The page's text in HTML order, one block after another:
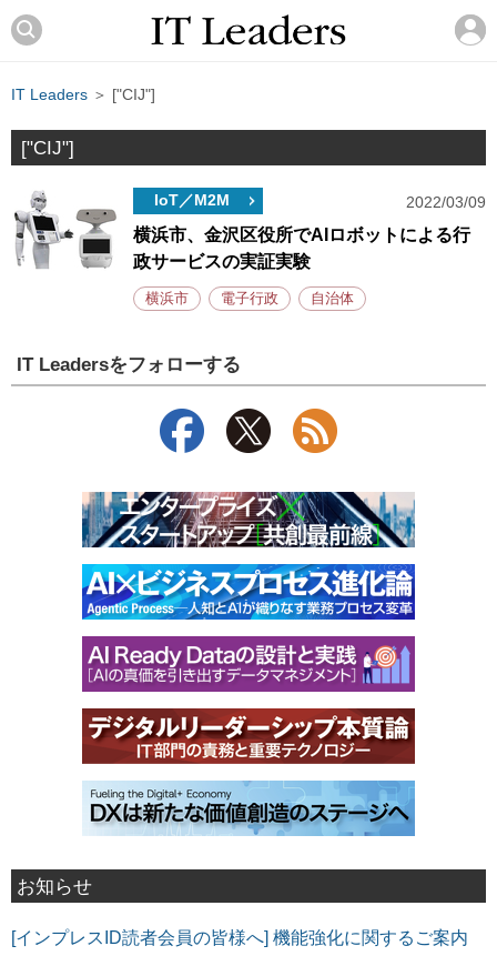
IT Leaders ＞ ["CIJ"]
["CIJ"]
IoT／M2M 2022/03/09
横浜市、金沢区役所でAIロボットによる行
政サービスの実証実験
横浜市 電子行政 自治体
IT Leadersをフォローする
お知らせ
[インプレスID読者会員の皆様へ] 機能強化に関するご案内